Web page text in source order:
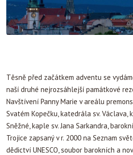
Těsně před začátkem adventu se
naší druhé nejrozsáhlejší památkové
Navštívení Panny Marie v areálu
Svatém Kopečku, katedrála sv. Václava,
Sněžné, kaple sv. Jana Sarkandra,
Trojice zapsaný v r. 2000 na Seznam
dědictví UNESCO, soubor barokních a